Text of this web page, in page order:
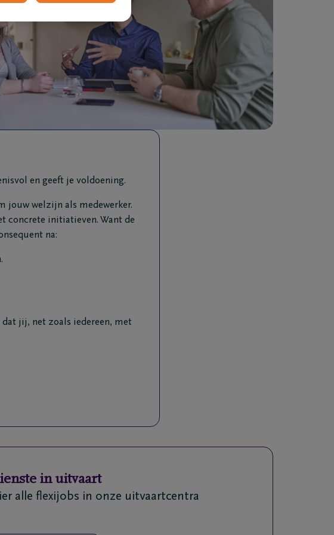
en geeft je voldoening.
jouw welzijn als medewerker.
concrete initiatieven. Want de
na:
dat jij, net zoals iedereen, met
in uitvaart
alle flexijobs in onze uitvaartcentra